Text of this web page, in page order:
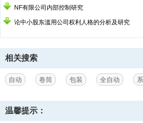
NF有限公司内部控制研究
论中小股东滥用公司权利人格的分析及研究
相关搜索
自动 卷筒 包装 全自动
温馨提示：